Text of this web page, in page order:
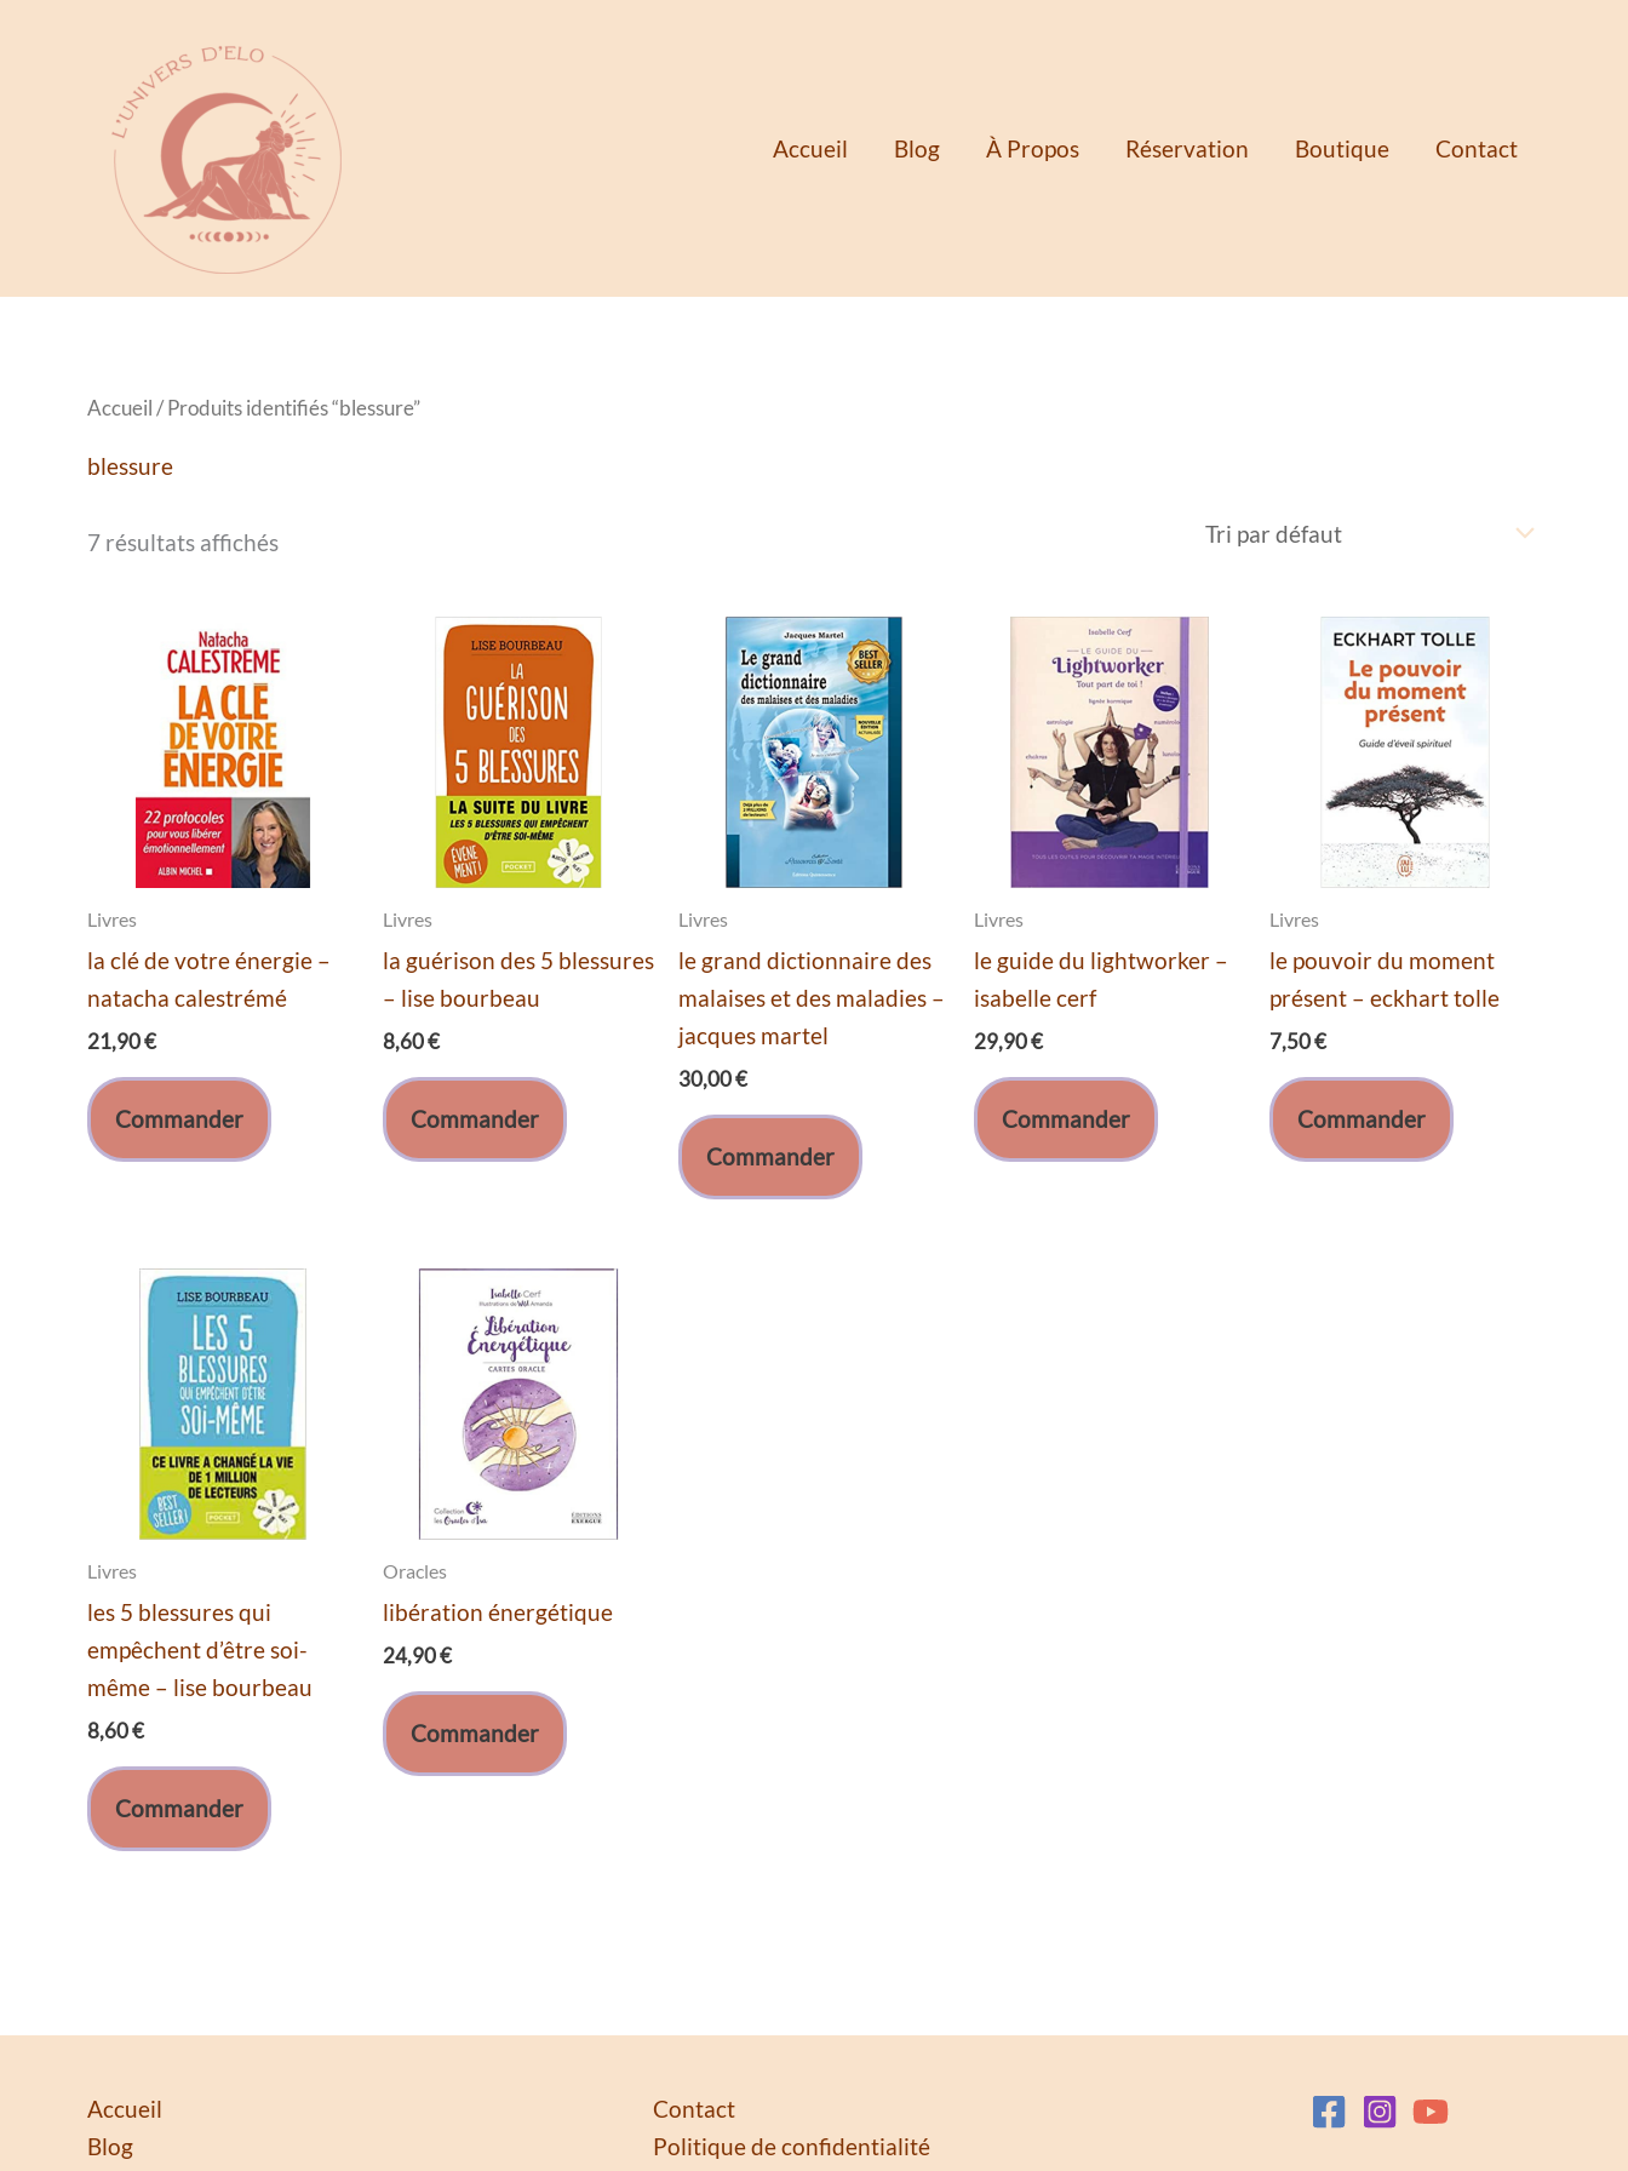
Accueil
Blog À Propos Réservation Boutique Contact
Accueil/ Produits identifiés “blessure”
blessure
7 résultats affichés
Livres
la clé de votre énergie –
natacha calestrémé
21,90€
Commander
Livres
la guérison des 5 blessures
– lise bourbeau
8,60€
Commander
Livres
le grand dictionnaire des
malaises et des maladies –
jacques martel
30,00€
Commander
Livres
le guide du lightworker –
isabelle cerf
29,90€
Commander
Livres
le pouvoir du moment
présent – eckhart tolle
7,50€
Commander
Livres
les 5 blessures qui
empêchent d’être soi-
même – lise bourbeau
8,60€
Commander
Oracles
libération énergétique
24,90€
Commander
Accueil
Blog
Contact
Politique de confidentialité